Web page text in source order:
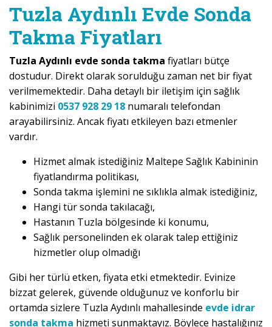
Tuzla Aydınlı Evde Sonda
Takma Fiyatları
Tuzla Aydınlı evde sonda takma fiyatları bütçe
dostudur. Direkt olarak sorulduğu zaman net bir fiyat
verilmemektedir. Daha detaylı bir iletişim için sağlık
kabinimizi 0537 928 29 18 numaralı telefondan
arayabilirsiniz. Ancak fiyatı etkileyen bazı etmenler
vardır.
Hizmet almak istediğiniz Maltepe Sağlık Kabininin
fiyatlandırma politikası,
Sonda takma işlemini ne sıklıkla almak istediğiniz,
Hangi tür sonda takılacağı,
Hastanın Tuzla bölgesinde ki konumu,
Sağlık personelinden ek olarak talep ettiğiniz
hizmetler olup olmadığı
Gibi her türlü etken, fiyata etki etmektedir. Evinize
bizzat gelerek, güvende olduğunuz ve konforlu bir
ortamda sizlere Tuzla Aydınlı mahallesinde evde idrar
sonda takma hizmeti sunmaktayız. Böylece hastalığınız